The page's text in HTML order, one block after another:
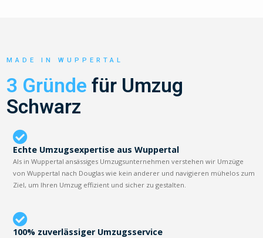
MADE IN WUPPERTAL
3 Gründe für Umzug
Schwarz
Echte Umzugsexpertise aus Wuppertal
Als in Wuppertal ansässiges Umzugsunternehmen verstehen wir Umzüge
von Wuppertal nach Douglas wie kein anderer und navigieren mühelos zum
Ziel, um Ihren Umzug effizient und sicher zu gestalten.
100% zuverlässiger Umzugsservice